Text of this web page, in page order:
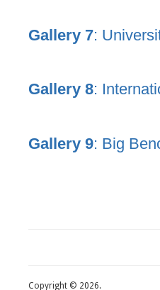
Gallery 7:
Gallery 8:
Gallery 9: Big
Copyright © 2026.